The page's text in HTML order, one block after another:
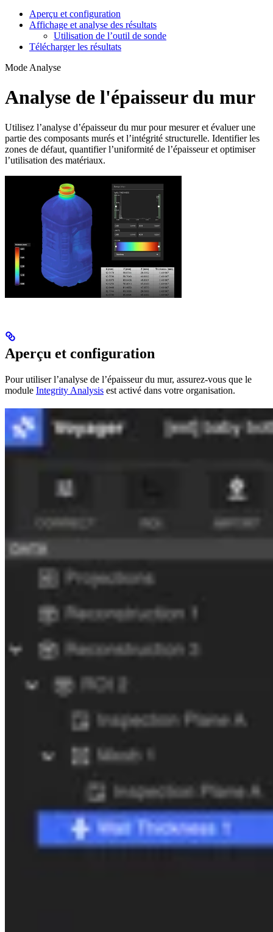
Aperçu et configuration
Affichage et analyse des résultats
Utilisation de l’outil de sonde
Télécharger les résultats
Mode Analyse
Analyse de l'épaisseur du mur
Utilisez l’analyse d’épaisseur du mur pour mesurer et évaluer une
partie des composants murés et l’intégrité structurelle. Identifier les
zones de défaut, quantifier l’uniformité de l’épaisseur et optimiser
l’utilisation des matériaux.
Aperçu et configuration
Pour utiliser l’analyse de l’épaisseur du mur, assurez-vous que le
module Integrity Analysis est activé dans votre organisation.